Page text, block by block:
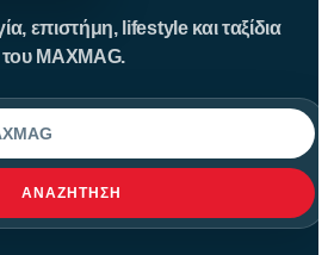
επιστήμη, lifestyle και ταξίδια
MAXMAG.
ΑΝΑΖΉΤΗΣΗ